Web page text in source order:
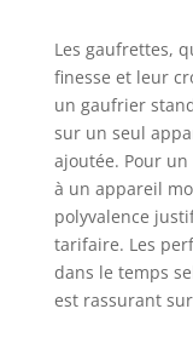
Les gaufrettes,
finesse et leur
un gaufrier
sur un seul
ajoutée. Pour
à un appareil
polyvalence
tarifaire. Les
dans le temps
est rassurant